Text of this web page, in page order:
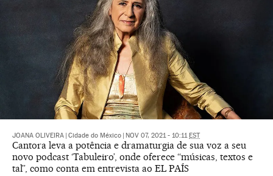
JOANA OLIVEIRA Cidade do México NOV 07, 2021 - 10:11 EST
Cantora leva a potência e dramaturgia de sua voz a seu
novo podcast ‘Tabuleiro’, onde oferece “músicas, textos e
tal”, como conta em entrevista ao EL PAÍS